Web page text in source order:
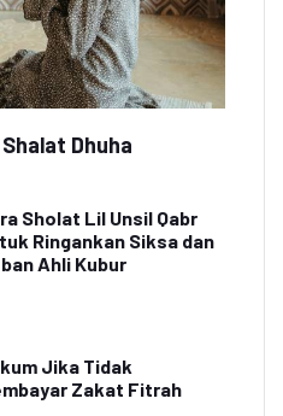
Dhuha
Sholat Lil Unsil Qabr
Ringankan Siksa dan
Ahli Kubur
Jika Tidak
Zakat Fitrah